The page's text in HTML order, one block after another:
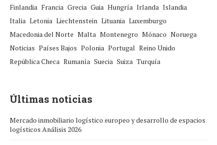
Finlandia Francia Grecia Guia Hungría Irlanda Islandia
Italia Letonia Liechtenstein Lituania Luxemburgo
Macedonia del Norte Malta Montenegro Mónaco Noruega
Noticias Países Bajos Polonia Portugal Reino Unido
República Checa Rumanía Suecia Suiza Turquía
Últimas noticias
Mercado inmobiliario logístico europeo y desarrollo de espacios
logísticos Análisis 2026